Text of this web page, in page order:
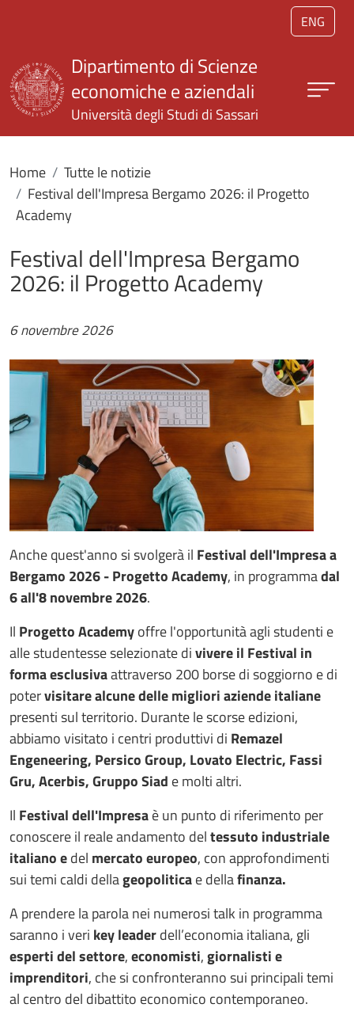
Salta al contenuto principale
ENG
Dipartimento di Scienze
economiche e aziendali
Università degli Studi di Sassari
Home
Tutte le notizie
Festival dell'Impresa Bergamo 2026: il Progetto
Academy
Festival dell'Impresa Bergamo
2026: il Progetto Academy
6 novembre 2026
Anche quest'anno si svolgerà il Festival dell'Impresa a
Bergamo 2026 - Progetto Academy, in programmadal
6 all'8 novembre 2026.
Il Progetto Academyoffre l'opportunità agli studenti e
alle studentesse selezionate divivere il Festival in
forma esclusivaattraverso 200 borse di soggiorno e di
potervisitare alcune delle migliori aziende italiane
presenti sul territorio. Durante le scorse edizioni,
abbiamo visitato i centri produttivi di Remazel
Engeneering, Persico Group, Lovato Electric, Fassi
Gru, Acerbis, Gruppo Siad e molti altri.
Il Festival dell'Impresaè un punto di riferimento per
conoscere il reale andamento deltessuto industriale
italiano edel mercato europeo, con approfondimenti
sui temi caldi dellageopoliticae dellafinanza.
A prendere la parola nei numerosi talk in programma
saranno i veri key leaderdell’economia italiana, gli
esperti del settore,economisti,giornalisti e
imprenditori, che si confronteranno sui principali temi
al centro del dibattito economico contemporaneo.